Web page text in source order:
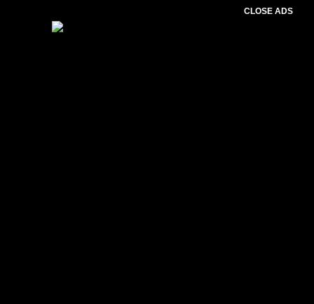
CLOSE ADS